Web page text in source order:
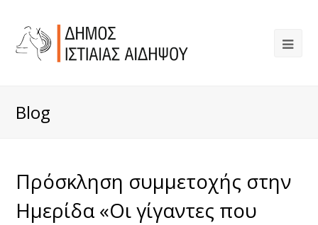
Blog
Πρόσκληση συμμετοχής στην
Ημερίδα «Οι γίγαντες που